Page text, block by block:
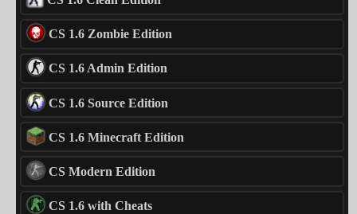
CS 1.6 Zombie Edition
CS 1.6 Admin Edition
CS 1.6 Source Edition
CS 1.6 Minecraft Edition
CS Modern Edition
CS 1.6 with Cheats